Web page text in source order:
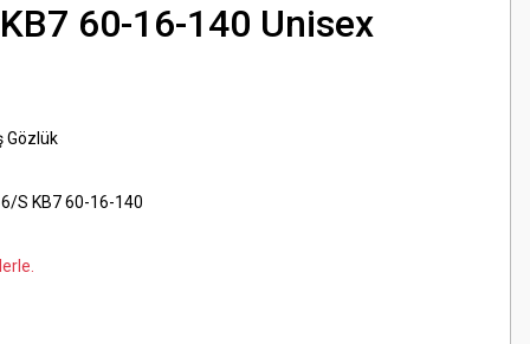
60-16-140 Unisex
Gözlük
S KB7 60-16-140